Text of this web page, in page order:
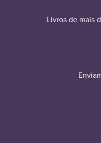
Livros de mais